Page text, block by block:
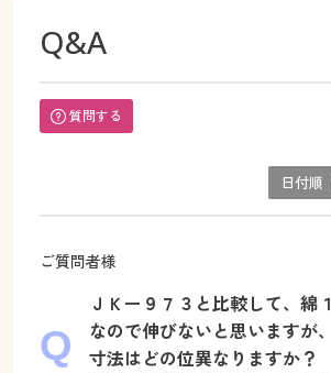
Q&A
質問する
日付順
ご質問者様
ＪＫー９７３と比較して、綿
なので伸びないと思いますが
寸法はどの位異なりますか？